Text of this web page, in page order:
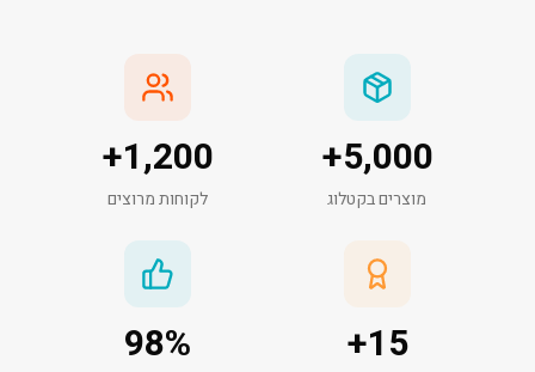
5,000
+
מוצרים בקטלוג
1,200
+
לקוחות מרוצים
15
+
98%